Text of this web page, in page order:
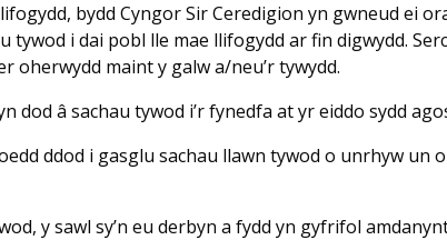
bydd Cyngor Sir Ceredigion yn gwneud ei
tywod i dai pobl lle mae llifogydd ar fin digwydd.
oherwydd maint y galw a/neu’r tywydd.
dod â sachau tywod i’r fynedfa at yr eiddo sydd
ddod i gasglu sachau llawn tywod o unrhyw un
y sawl sy’n eu derbyn a fydd yn gyfrifol